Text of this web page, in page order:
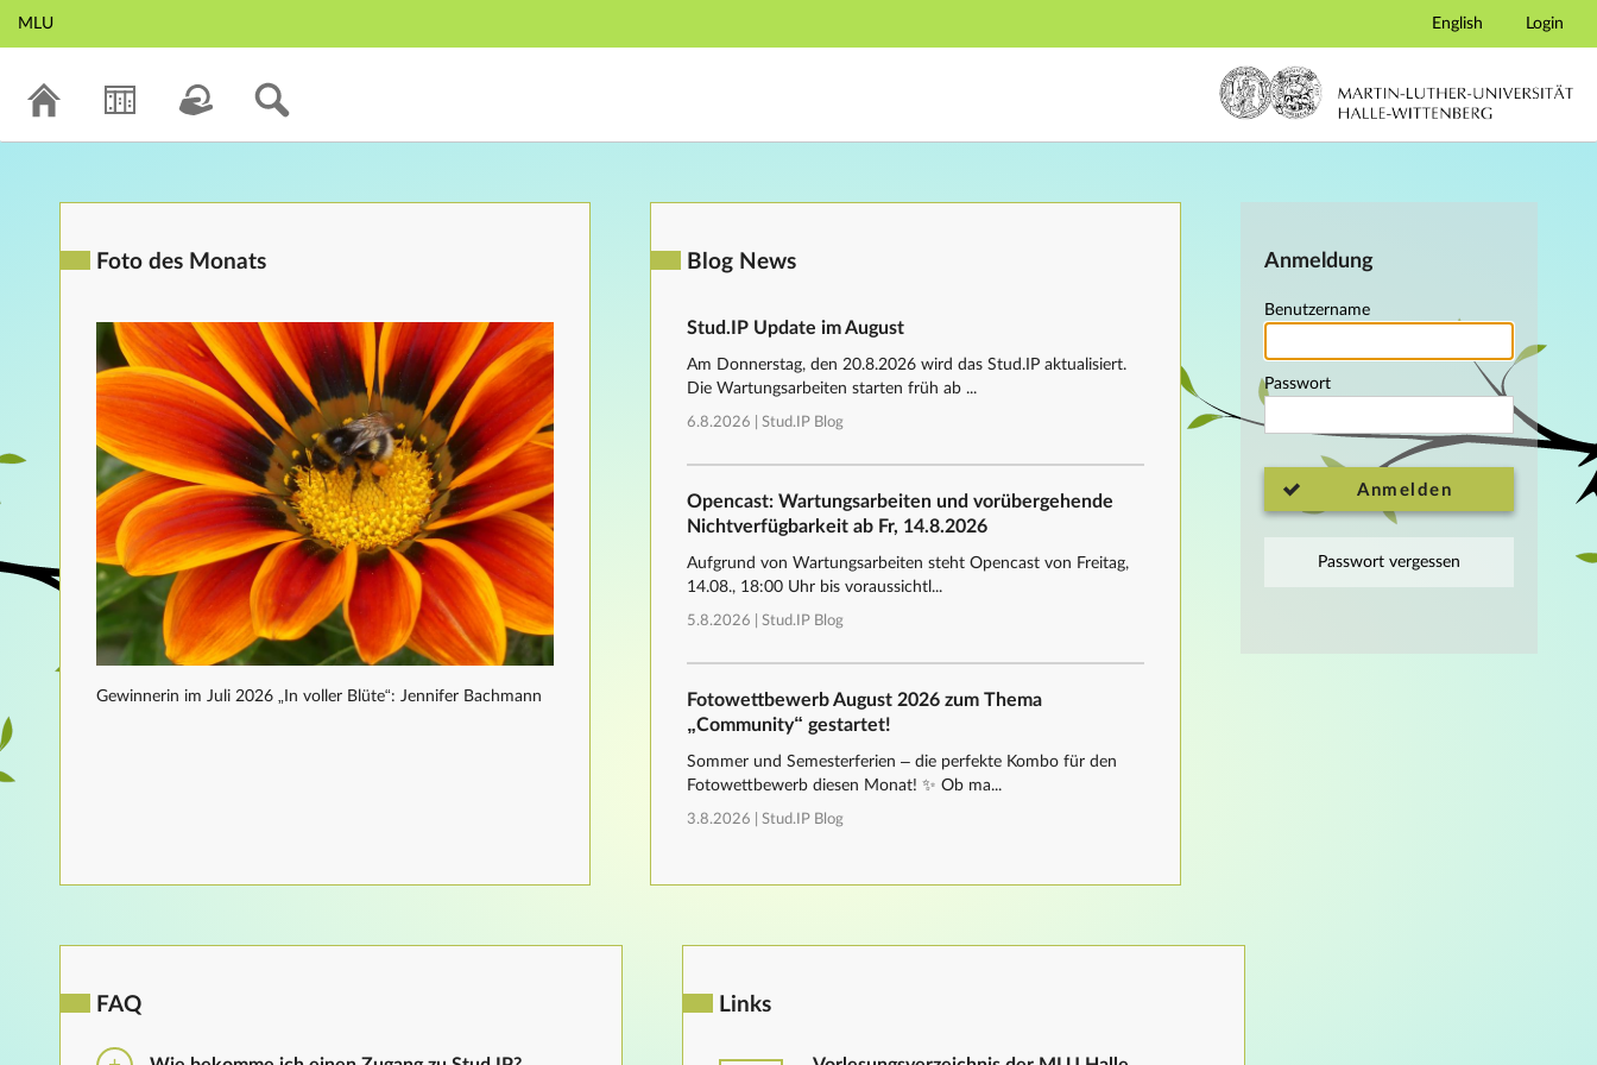
Hauptnavigation
MLU English Login
Anmeldung
Benutzername
Passwort
Anmelden
Passwort vergessen
Foto des Monats
Gewinnerin im Juli 2026 „In voller Blüte“: Jennifer Bachmann
Blog News
Stud.IP Update im August
Am Donnerstag, den 20.8.2026 wird das Stud.IP aktualisiert.
Die Wartungsarbeiten starten früh ab ...
6.8.2026 | Stud.IP Blog
Opencast: Wartungsarbeiten und vorübergehende
Nichtverfügbarkeit ab Fr, 14.8.2026
Aufgrund von Wartungsarbeiten steht Opencast von Freitag,
14.08., 18:00 Uhr bis voraussichtl...
5.8.2026 | Stud.IP Blog
Fotowettbewerb August 2026 zum Thema
„Community“ gestartet!
Sommer und Semesterferien – die perfekte Kombo für den
Fotowettbewerb diesen Monat! ✨ Ob ma...
3.8.2026 | Stud.IP Blog
FAQ Links